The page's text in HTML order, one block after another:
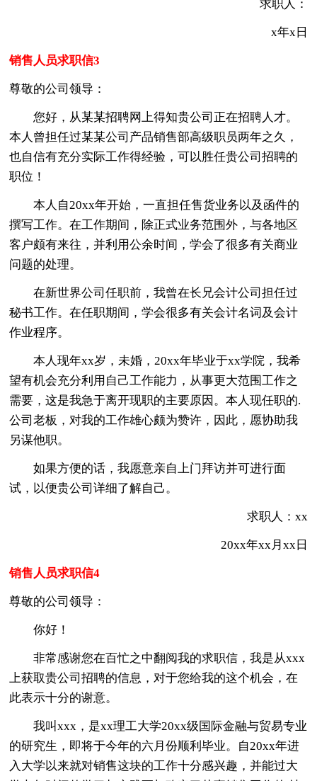
求职人：
x年x日
销售人员求职信3
尊敬的公司领导：
您好，从某某招聘网上得知贵公司正在招聘人才。
本人曾担任过某某公司产品销售部高级职员两年之久，
也自信有充分实际工作得经验，可以胜任贵公司招聘的
职位！
本人自20xx年开始，一直担任售货业务以及函件的
撰写工作。在工作期间，除正式业务范围外，与各地区
客户颇有来往，并利用公余时间，学会了很多有关商业
问题的处理。
在新世界公司任职前，我曾在长兄会计公司担任过
秘书工作。在任职期间，学会很多有关会计名词及会计
作业程序。
本人现年xx岁，未婚，20xx年毕业于xx学院，我希
望有机会充分利用自己工作能力，从事更大范围工作之
需要，这是我急于离开现职的主要原因。本人现任职的.
公司老板，对我的工作雄心颇为赞许，因此，愿协助我
另谋他职。
如果方便的话，我愿意亲自上门拜访并可进行面
试，以便贵公司详细了解自己。
求职人：xx
20xx年xx月xx日
销售人员求职信4
尊敬的公司领导：
你好！
非常感谢您在百忙之中翻阅我的求职信，我是从xxx
上获取贵公司招聘的信息，对于您给我的这个机会，在
此表示十分的谢意。
我叫xxx，是xx理工大学20xx级国际金融与贸易专业
的研究生，即将于今年的六月份顺利毕业。自20xx年进
入大学以来就对销售这块的工作十分感兴趣，并能过大